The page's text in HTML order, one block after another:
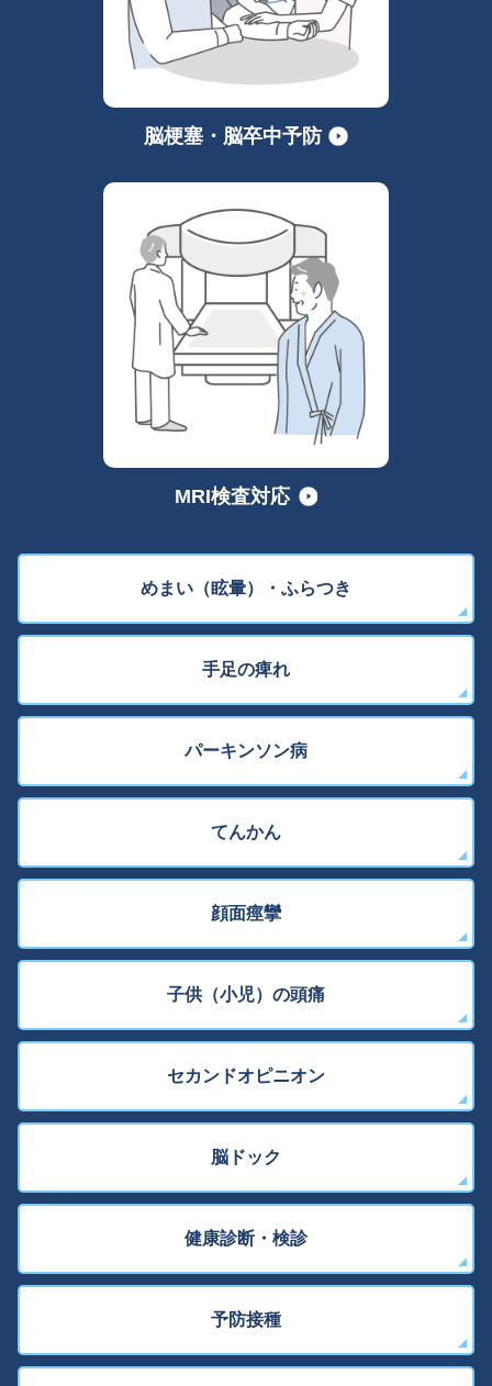
脳梗塞・脳卒中予防
MRI検査対応
めまい（眩暈）・ふらつき
手足の痺れ
パーキンソン病
てんかん
顔面痙攣
子供（小児）の頭痛
セカンドオピニオン
脳ドック
健康診断・検診
予防接種